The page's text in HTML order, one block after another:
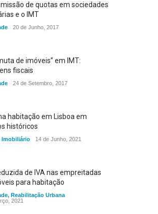
de quotas em sociedades
e o IMT
20 de Junho, 2017
de imóveis” em IMT:
fiscais
24 de Setembro, 2017
habitação em Lisboa em
históricos
Imobiliário 14 de Junho, 2021
de IVA nas empreitadas
para habitação
, Reabilitação Urbana
2021